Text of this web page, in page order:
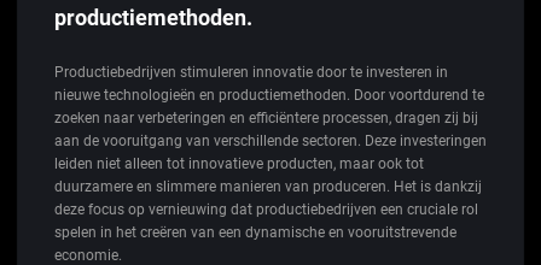
productiemethoden.
Productiebedrijven stimuleren innovatie door te investeren in
nieuwe technologieën en productiemethoden. Door voortdurend te
zoeken naar verbeteringen en efficiëntere processen, dragen zij bij
aan de vooruitgang van verschillende sectoren. Deze investeringen
leiden niet alleen tot innovatieve producten, maar ook tot
duurzamere en slimmere manieren van produceren. Het is dankzij
deze focus op vernieuwing dat productiebedrijven een cruciale rol
spelen in het creëren van een dynamische en vooruitstrevende
economie.